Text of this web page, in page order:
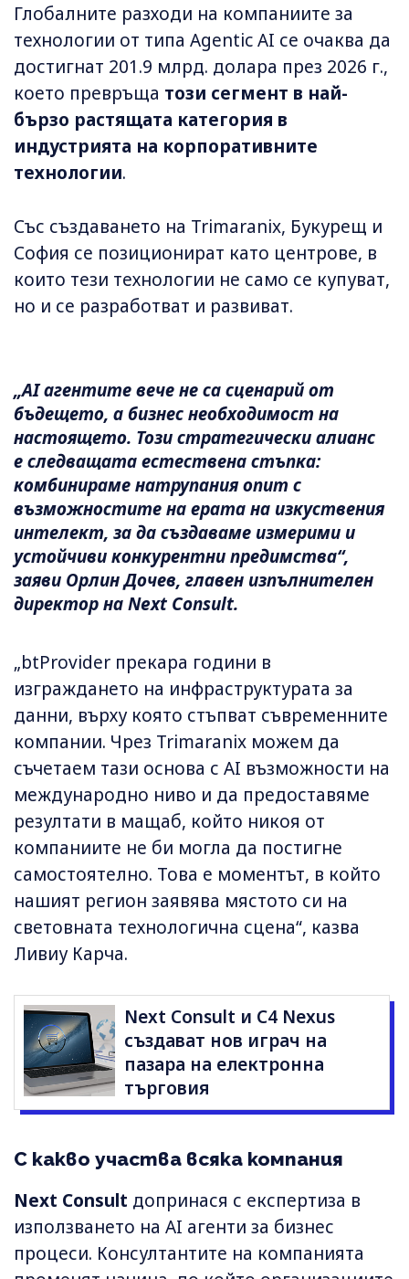
Глобалните разходи на компаниите за
технологии от типа Agentic AI се очаква да
достигнат 201.9 млрд. долара през 2026 г.,
което превръща този сегмент в най-
бързо растящата категория в
индустрията на корпоративните
технологии.
Със създаването на Trimaranix, Букурещ и
София се позиционират като центрове, в
които тези технологии не само се купуват,
но и се разработват и развиват.
„AI агентите вече не са сценарий от
бъдещето, а бизнес необходимост на
настоящето. Този стратегически алианс
е следващата естествена стъпка:
комбинираме натрупания опит с
възможностите на ерата на изкуствения
интелект, за да създаваме измерими и
устойчиви конкурентни предимства“,
заяви Орлин Дочев, главен изпълнителен
директор на Next Consult.
„btProvider прекара години в
изграждането на инфраструктурата за
данни, върху която стъпват съвременните
компании. Чрез Trimaranix можем да
съчетаем тази основа с AI възможности на
международно ниво и да предоставяме
резултати в мащаб, който никоя от
компаниите не би могла да постигне
самостоятелно. Това е моментът, в който
нашият регион заявява мястото си на
световната технологична сцена“, казва
Ливиу Карча.
Next Consult и C4 Nexus
създават нов играч на
пазара на електронна
търговия
С какво участва всяка компания
Next Consult допринася с експертиза в
използването на AI агенти за бизнес
процеси. Консултантите на компанията